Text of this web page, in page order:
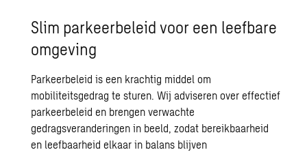
Slim parkeerbeleid voor een leefbare
omgeving
Parkeerbeleid is een krachtig middel om
mobiliteitsgedrag te sturen. Wij adviseren overeffectief
parkeerbeleid en brengen verwachte
gedragsveranderingen in beeld, zodat bereikbaarheid
en leefbaarheid elkaar in balans blijven